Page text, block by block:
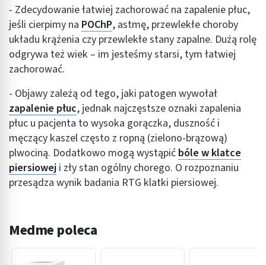
- Zdecydowanie łatwiej zachorować na zapalenie płuc,
jeśli cierpimy na POChP, astmę, przewlekłe choroby
układu krążenia czy przewlekłe stany zapalne. Dużą rolę
odgrywa też wiek – im jesteśmy starsi, tym łatwiej
zachorować.
- Objawy zależą od tego, jaki patogen wywołał
zapalenie płuc, jednak najczęstsze oznaki zapalenia
płuc u pacjenta to wysoka gorączka, duszność i
męczący kaszel często z ropną (zielono-brązową)
plwociną. Dodatkowo mogą wystąpić bóle w klatce
piersiowej i zły stan ogólny chorego. O rozpoznaniu
przesądza wynik badania RTG klatki piersiowej.
Medme poleca